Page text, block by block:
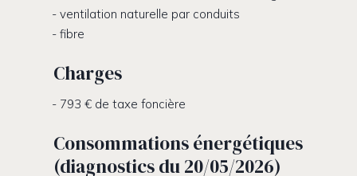
ventilation naturelle par conduits
fibre
Charges
793 € de taxe foncière
Consommations énergétiques
(diagnostics du 20/05/2026)